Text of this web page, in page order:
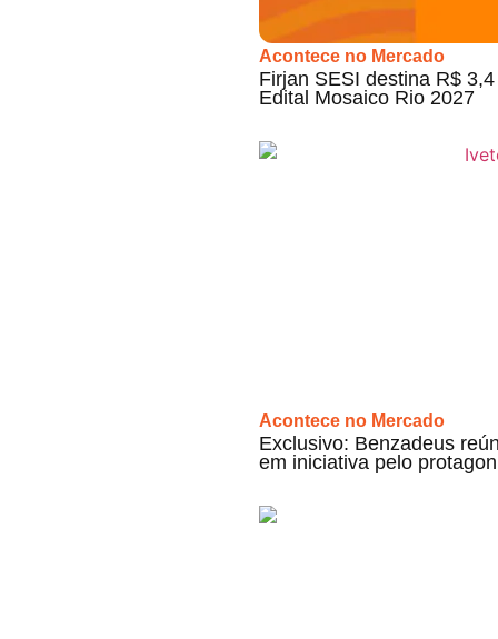
Acontece no Mercado
Firjan SESI destina R$
Edital Mosaico Rio 2027
Acontece no Mercado
Exclusivo: Benzadeus
em iniciativa pelo